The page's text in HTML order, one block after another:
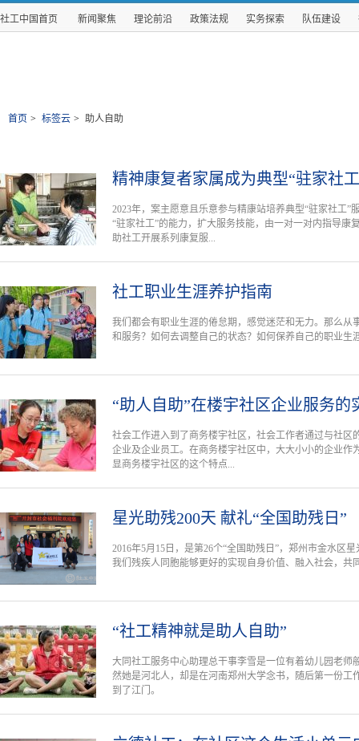
社工中国首页 新闻聚焦 理论前沿 政策法规 实务探索 队伍建设
首页 > 标签云 > 助人自助
精神康复者家属成为典型“驻家社
2023年，案主愿意且乐意参与精康站培养典型“驻家社工
“驻家社工”的能力，扩大服务技能，由一对一对内指导康
助社工开展系列康复服...
社工职业生涯养护指南
我们都会有职业生涯的倦怠期，感觉迷茫和无力。那么从
和服务？如何去调整自己的状态？如何保养自己的职业生
“助人自助”在楼宇社区企业服务的
社会工作进入到了商务楼宇社区，社会工作者通过与社区
企业及企业员工。在商务楼宇社区中，大大小小的企业作
显商务楼宇社区的这个特点...
星光助残200天 献礼“全国助残日”
2016年5月15日，是第26个“全国助残日”，郑州市金水区
我们残疾人同胞能够更好的实现自身价值、融入社会，共
“社工精神就是助人自助”
大同社工服务中心助理总干事李雪是一位有着幼儿园老师
然她是河北人，却是在河南郑州大学念书，随后第一份工
到了江门。